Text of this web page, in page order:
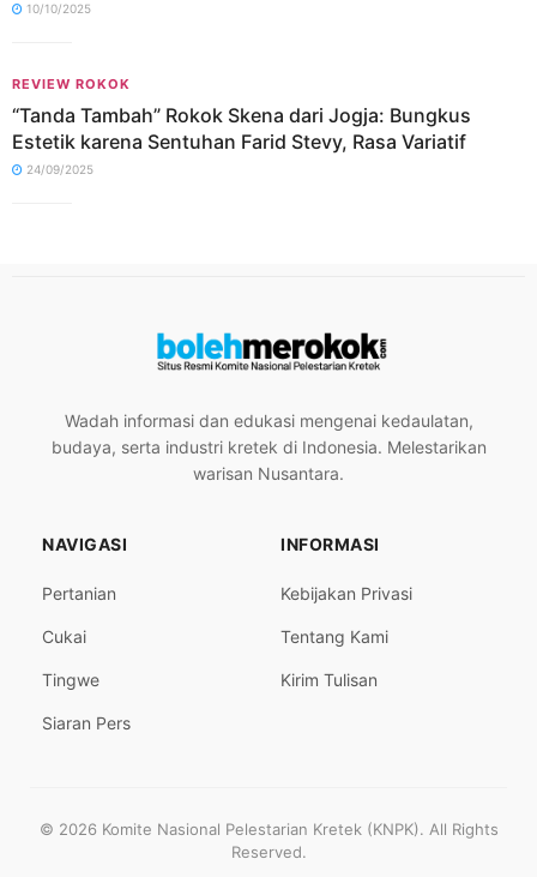
10/10/2025
REVIEW ROKOK
“Tanda Tambah” Rokok Skena dari Jogja: Bungkus
Estetik karena Sentuhan Farid Stevy, Rasa Variatif
24/09/2025
Wadah informasi dan edukasi mengenai kedaulatan,
budaya, serta industri kretek di Indonesia. Melestarikan
warisan Nusantara.
NAVIGASI
Pertanian
Cukai
Tingwe
Siaran Pers
INFORMASI
Kebijakan Privasi
Tentang Kami
Kirim Tulisan
© 2026 Komite Nasional Pelestarian Kretek (KNPK). All Rights
Reserved.